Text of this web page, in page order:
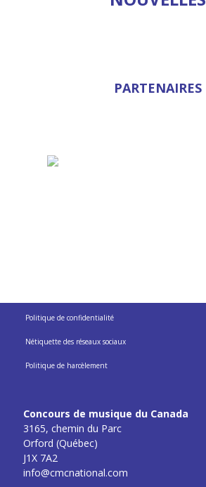
PARTENAIRES
Politique de confidentialité
Nétiquette des réseaux sociaux
Politique de harcèlement
Concours de musique du Canada
3165, chemin du Parc
Orford (Québec)
J1X 7A2
info@cmcnational.com